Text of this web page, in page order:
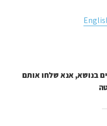
בנושא, אנא שלחו אותם